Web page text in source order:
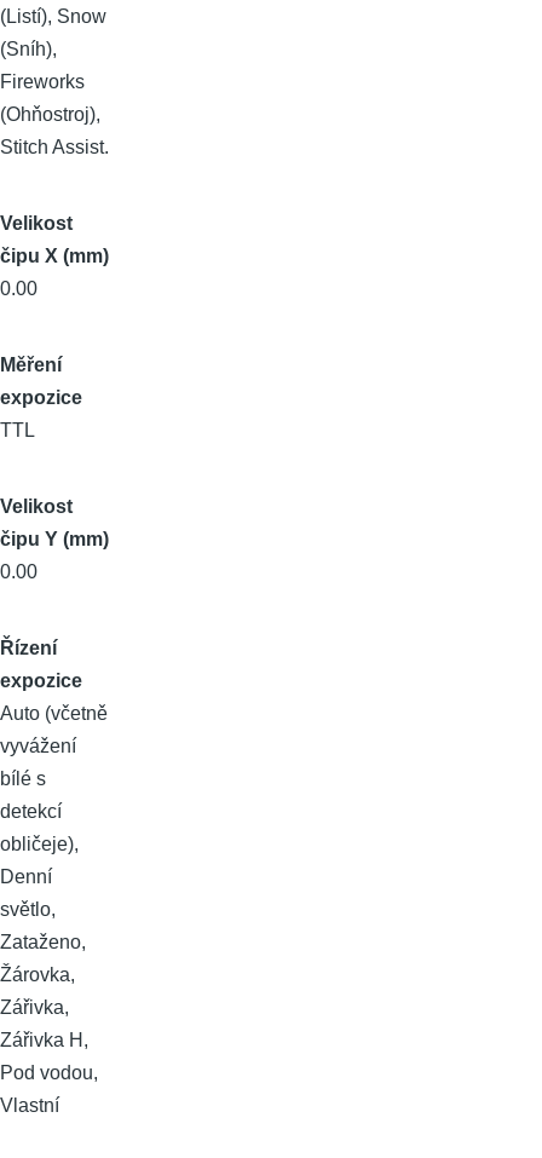
(Listí), Snow
(Sníh),
Fireworks
(Ohňostroj),
Stitch Assist.
Velikost
čipu X (mm)
0.00
Měření
expozice
TTL
Velikost
čipu Y (mm)
0.00
Řízení
expozice
Auto (včetně
vyvážení
bílé s
detekcí
obličeje),
Denní
světlo,
Zataženo,
Žárovka,
Zářivka,
Zářivka H,
Pod vodou,
Vlastní